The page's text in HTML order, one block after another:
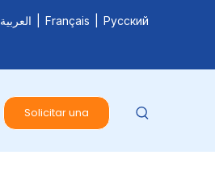
العربية Français Pусский
Solicitar una